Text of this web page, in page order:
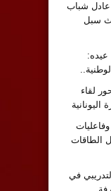
عادل شباب
سبل
عيده:
لقاء
الطاقات
في